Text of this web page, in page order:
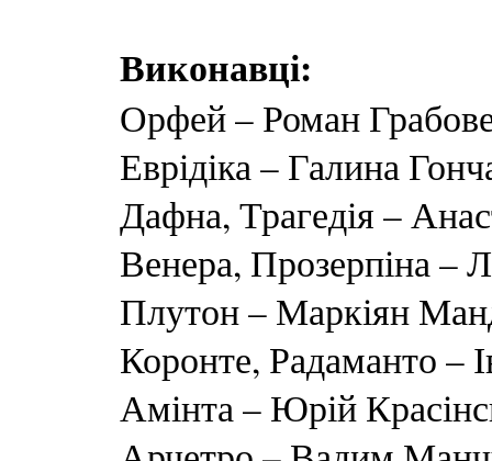
Виконавці:
Орфей – Роман
Еврідіка – Галина
Дафна, Трагедія –
Венера, Прозерпіна –
Плутон – Маркіян
Коронте, Радаманто –
Амінта – Юрій